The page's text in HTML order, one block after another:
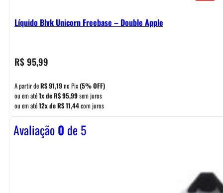
Líquido Blvk Unicorn Freebase – Double Apple
R$95,99
A partir deR$91,19no Pix(5% OFF)
ou em até1x deR$95,99sem juros
ou em até12x deR$11,44com juros
Avaliação0 de 5